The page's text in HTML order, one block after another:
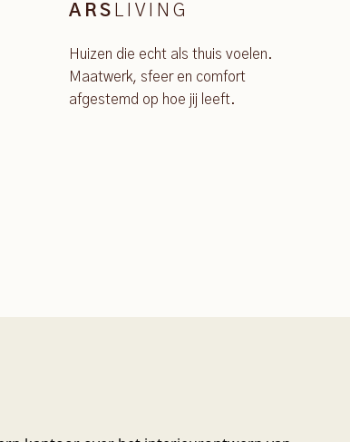
ARS LIVING
Huizen die echt als thuis voelen.
Maatwerk, sfeer en comfort
afgestemd op hoe jij leeft.